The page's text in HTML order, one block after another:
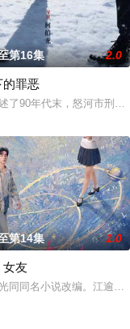
甜 饰），虽自小被父
第16集 2.0
的罪恶
了90年代末，怒河市刑侦
传媒有限公司
第14集 1.0
女友
同同名小说改编。江逾白